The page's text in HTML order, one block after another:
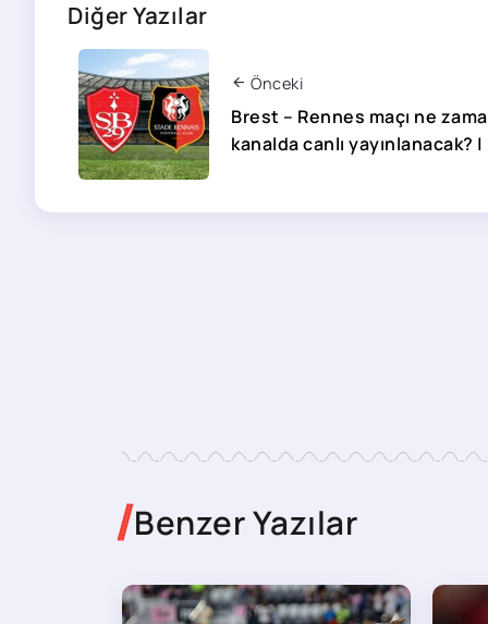
Diğer Yazılar
Önceki
Brest – Rennes maçı ne
kanalda canlı yayınlanacak? |
Benzer Yazılar